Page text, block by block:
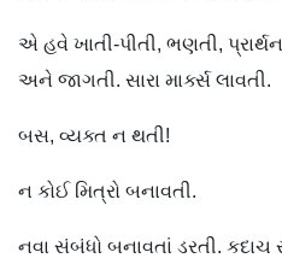
એ હવે ખાતી-પીતી, ભણતી,
અને જાગતી. સારા માર્ક્સ લાવતી.
બસ, વ્યક્ત ન થતી!
ન કોઈ મિત્રો બનાવતી.
નવા સંબંધો બનાવતાં ડરતી. કદાચ